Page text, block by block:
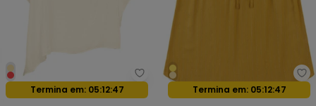
Enfim - Blusa Assimétrica
Oferta relâmpago
Termina em: 05:12:44 Oferta relâmpago
Termina em: 05:12:44